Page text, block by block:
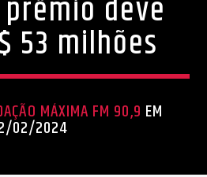
deve
53 milhões
MÁXIMA FM 90,9 EM
02/2024